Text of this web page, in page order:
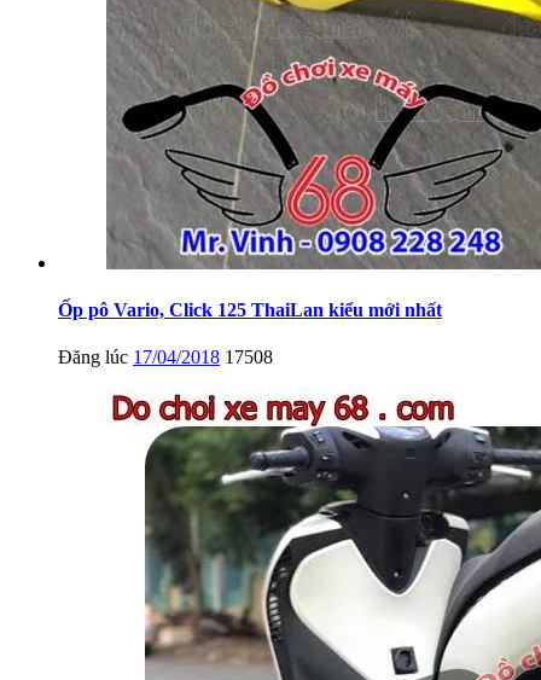
Ốp pô Vario, Click 125 ThaiLan kiểu mới nhất
Đăng lúc 17/04/2018 17508